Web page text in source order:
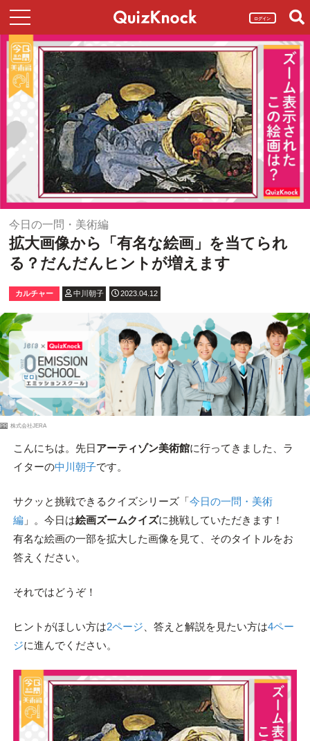
ログイン
今日の一問・美術編
拡大画像から「有名な絵画」を当てられ
る？だんだんヒントが増えます
カルチャー 中川朝子 2023.04.12
PR 株式会社JERA
こんにちは。先日アーティゾン美術館に行ってきました、ラ
イターの中川朝子です。
サクッと挑戦できるクイズシリーズ「今日の一問・美術
編」。今日は絵画ズームクイズに挑戦していただきます！
有名な絵画の一部を拡大した画像を見て、そのタイトルをお
答えください。
それではどうぞ！
ヒントがほしい方は2ページ 、答えと解説を見たい方は4ペー
ジに進んでください。